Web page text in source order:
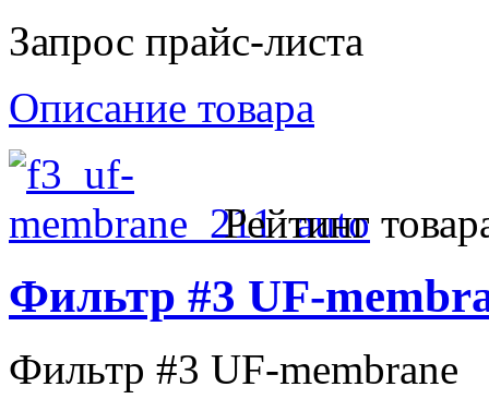
Запрос прайс-листа
Описание товара
Рейтинг
Фильтр #3 UF-
Фильтр #3 UF-membrane